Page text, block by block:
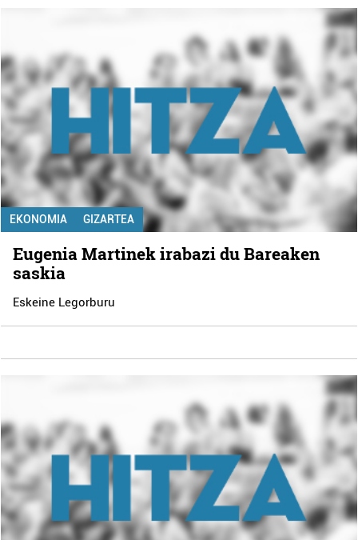
EKONOMIA GIZARTEA
Eugenia Martinek irabazi du Bareaken
saskia
Eskeine Legorburu